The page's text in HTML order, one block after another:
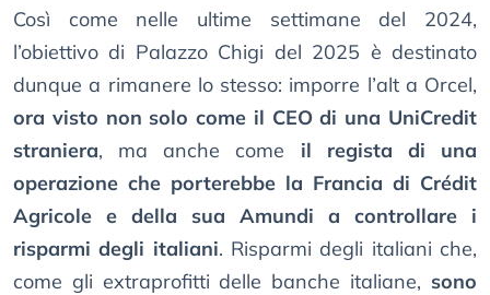
Così come nelle ultime settimane del 2024,
l’obiettivo di Palazzo Chigi del 2025 è destinato
dunque a rimanere lo stesso: imporre l’alt a Orcel,
ora visto non solo come il CEO di una UniCredit
straniera, ma anche come il regista di una
operazione che porterebbe la Francia di Crédit
Agricole e della sua Amundi a controllare i
risparmi degli italiani. Risparmi degli italiani che,
come gli extraprofitti delle banche italiane, sono